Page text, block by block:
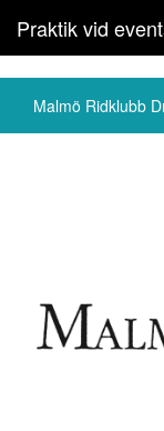
Praktik vid
Malmö Ridklubb